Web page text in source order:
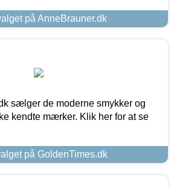
på AnneBrauner.dk
sælger de moderne smykker og
kendte mærker. Klik her for at se
på GoldenTimes.dk